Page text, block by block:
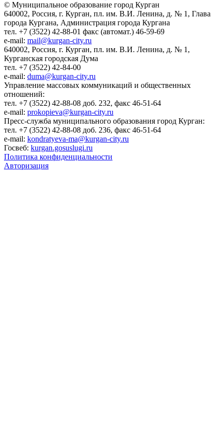
© Муниципальное образование город Курган
640002, Россия, г. Курган, пл. им. В.И. Ленина, д. № 1, Глава
города Кургана, Администрация города Кургана
тел. +7 (3522) 42-88-01 факс (автомат.) 46-59-69
e-mail: mail@kurgan-city.ru
640002, Россия, г. Курган, пл. им. В.И. Ленина, д. № 1,
Курганская городская Дума
тел. +7 (3522) 42-84-00
e-mail: duma@kurgan-city.ru
Управление массовых коммуникаций и общественных
отношений:
тел. +7 (3522) 42-88-08 доб. 232, факс 46-51-64
e-mail: prokopieva@kurgan-city.ru
Пресс-служба муниципального образования город Курган:
тел. +7 (3522) 42-88-08 доб. 236, факс 46-51-64
e-mail: kondratyeva-ma@kurgan-city.ru
Госвеб: kurgan.gosuslugi.ru
Политика конфиденциальности
Авторизация